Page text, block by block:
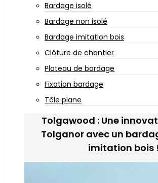
Bardage isolé
Bardage non isolé
Bardage imitation bois
Clôture de chantier
Plateau de bardage
Fixation bardage
Tôle plane
Tolgawood : Une
Tolganor avec un
imitation bois !